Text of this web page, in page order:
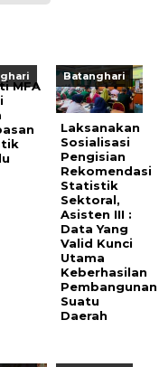
MFA
Batanghari
Laksanakan
Sosialisasi
Pengisian
Rekomendasi
Statistik
Sektoral,
Asisten III :
Data Yang
Valid Kunci
Utama
Keberhasilan
Pembangunan
Suatu
Daerah